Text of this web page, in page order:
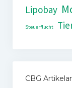
Lipobay
Steuerflucht
CBG